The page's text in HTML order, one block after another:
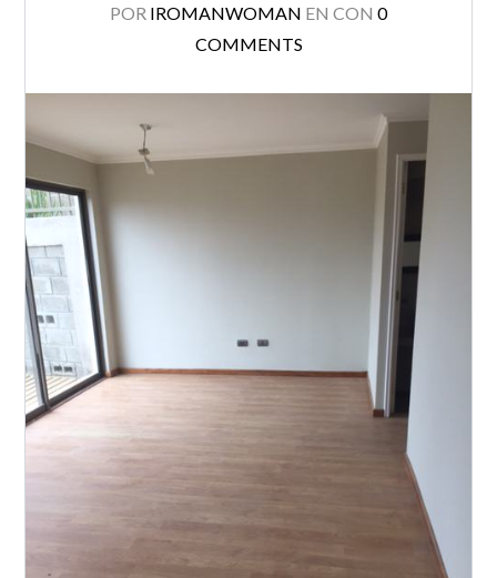
POR IROMANWOMAN EN CON 0
COMMENTS